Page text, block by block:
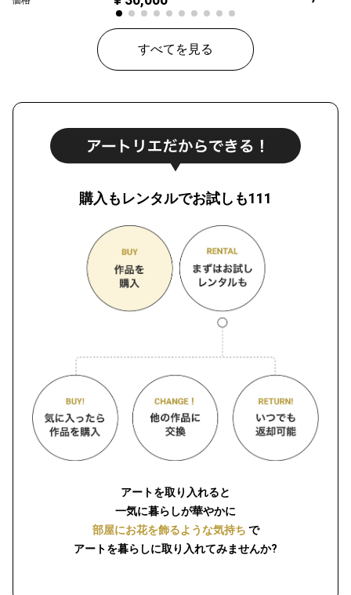
すべてを見る
購入もレンタルでお試しも111
アートを取り入れると
一気に暮らしが華やかに
部屋にお花を飾るような気持ち で
アートを暮らしに取り入れてみませんか?